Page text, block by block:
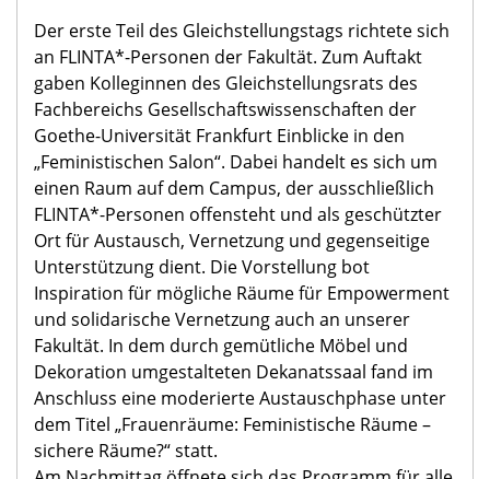
Der erste Teil des Gleichstellungstags richtete sich
an FLINTA*-Personen der Fakultät. Zum Auftakt
gaben Kolleginnen des Gleichstellungsrats des
Fachbereichs Gesellschaftswissenschaften der
Goethe-Universität Frankfurt Einblicke in den
„Feministischen Salon“. Dabei handelt es sich um
einen Raum auf dem Campus, der ausschließlich
FLINTA*-Personen offensteht und als geschützter
Ort für Austausch, Vernetzung und gegenseitige
Unterstützung dient. Die Vorstellung bot
Inspiration für mögliche Räume für Empowerment
und solidarische Vernetzung auch an unserer
Fakultät. In dem durch gemütliche Möbel und
Dekoration umgestalteten Dekanatssaal fand im
Anschluss eine moderierte Austauschphase unter
dem Titel „Frauenräume: Feministische Räume –
sichere Räume?“ statt.